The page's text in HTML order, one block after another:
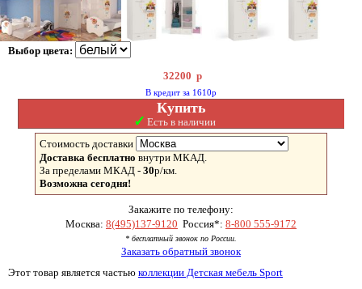
Выбор цвета:
32200 р
В кредит за 1610р
Купить
✓ Есть в наличии
Стоимость доставки
Доставка бесплатно внутри МКАД.
За пределами МКАД - 30р/км.
Возможна сегодня!
Закажите по телефону:
Москва: 8(495)137-9120 Россия*: 8-800 555-9172
* бесплатный звонок по России.
Заказать обратный звонок
Этот товар является частью коллекции Детская мебель Sport